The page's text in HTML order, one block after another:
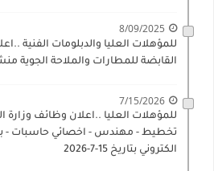
8/09/2025
للمؤهلات العليا والدبلومات الفنية
القابضة للمطارات والملاحة الجوية منشور
7/15/2026
للمؤهلات العليا ..اعلان وظائف وزارة
تخطيط - مهندس - اخصائي حاسبات -
الكتروني بتاريخ 15-7-2026